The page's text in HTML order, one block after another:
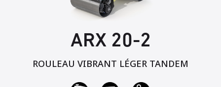
ARX 20-2
ROULEAU VIBRANT LÉGER TANDEM